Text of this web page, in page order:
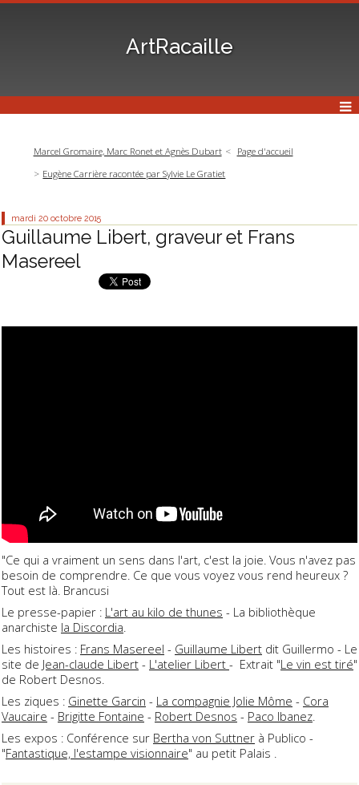
ArtRacaille
Marcel Gromaire, Marc Ronet et Agnès Dubart
Page d'accueil
Eugène Carrière racontée par Sylvie Le Gratiet
mardi 20 octobre 2015
Guillaume Libert, graveur et Frans
Masereel
"Ce qui a vraiment un sens dans l'art, c'est la joie. Vous n'avez pas
besoin de comprendre. Ce que vous voyez vous rend heureux ?
Tout est là. Brancusi
Le presse-papier : L'art au kilo de thunes - La bibliothèque
anarchiste la Discordia
Les histoires : Frans Masereel - Guillaume Libert dit Guillermo - Le
site de Jean-claude Libert - L'atelier Libert - Extrait "Le vin est tiré"
de Robert Desnos.
Les ziques : Ginette Garcin - La compagnie Jolie Môme - Cora
Vaucaire - Brigitte Fontaine - Robert Desnos - Paco Ibanez.
Les expos : Conférence sur Bertha von Suttner à Publico -
"Fantastique, l'estampe visionnaire" au petit Palais .